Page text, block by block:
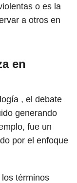
o es la
a otros en
en
, el debate
generando
fue un
por el enfoque
términos